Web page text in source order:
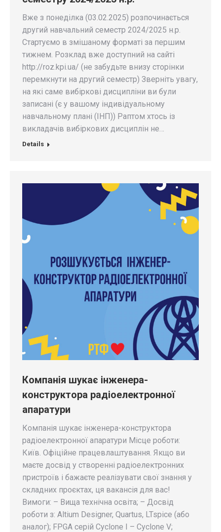
Вже з понеділка (03.02.2025) розпочинається
другий навчальний семестр 2024/2025 н.р.
Стартуємо в змішаному форматі за першим
тижнем. Розклад вже доступний на сайті
http://roz.kpi.ua/ (не забудьте внизу сторінки
перемкнути на другий семестр) Зверніть увагу,
на які саме вибіркові дисципліни ви були
записані (є у вашому індивідуальному
навчальному плані (ІНП)) Раптом хтось із
викладачів вибіркових дисциплін не…
Details
Компанія шукає інженера-
конструктора радіоелектронної
апаратури
Компанія шукає інженера-конструктора
радіоелектронної апаратури Місце роботи:
Київ. Офіційне працевлаштування. Якщо ви
маєте досвід у створенні радіоелектронних
пристроїв і бажаєте реалізувати свої знання у
складних проєктах, ця вакансія для вас!
Вимоги: – Вища технічна освіта; – Досвід
роботи з: Altium Designer, Quartus, LTspice (або
аналог); FPGA серій Cyclone I – Cyclone V;